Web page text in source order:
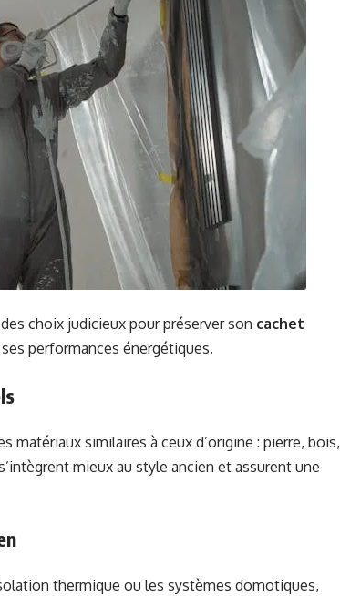
choix judicieux pour préserver son cachet
performances énergétiques.
matériaux similaires à ceux d’origine : pierre, bois,
mieux au style ancien et assurent une
thermique ou les systèmes domotiques,